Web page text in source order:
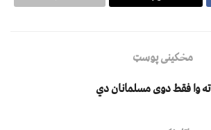
مخکینی پوسټ
ته وا فقط دوی مسلمانان دي